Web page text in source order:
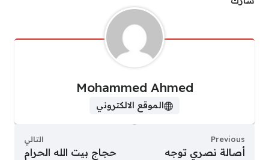
Mohammed Ahmed
الموقع الالكتروني
Previous
أصالة نصري توجه
التالي
حجاج بيت الله الحرام